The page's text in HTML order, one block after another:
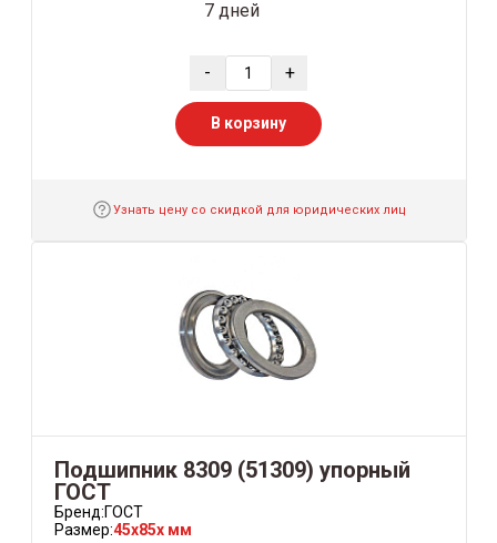
7 дней
- +
В корзину
Узнать цену со скидкой для юридических лиц
Подшипник 8309 (51309) упорный
ГОСТ
Бренд:ГОСТ
Размер:45x85x мм